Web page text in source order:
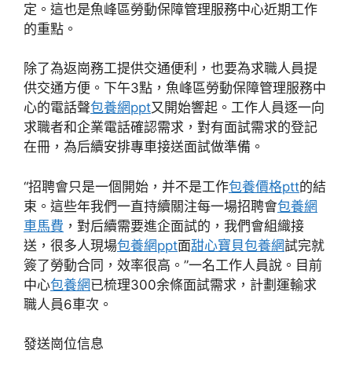
定。這也是魚峰區勞動保障管理服務中心近期工作
的重點。
除了為返崗務工提供交通便利，也要為求職人員提
供交通方便。下午3點，魚峰區勞動保障管理服務中
心的電話聲包養網ppt又開始響起。工作人員逐一向
求職者和企業電話確認需求，對有面試需求的登記
在冊，為后續安排專車接送面試做準備。
“招聘會只是一個開始，并不是工作包養價格ptt的結
束。這些年我們一直持續關注每一場招聘會包養網
車馬費 ，對后續需要進企面試的，我們會組織接
送，很多人現場包養網ppt面甜心寶貝包養網試完就
簽了勞動合同，效率很高。”一名工作人員說。目前
中心包養網已梳理300余條面試需求，計劃運輸求
職人員6車次。
發送崗位信息